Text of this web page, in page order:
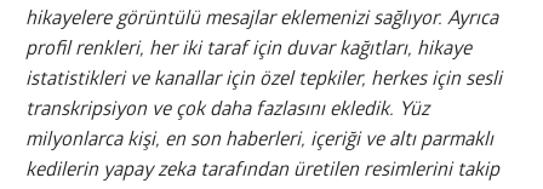
hikayelere görüntülü mesajlar eklemenizi sağlıyor. Ayrıca
profil renkleri, her iki taraf için duvar kağıtları, hikaye
istatistikleri ve kanallar için özel tepkiler, herkes için sesli
transkripsiyon ve çok daha fazlasını ekledik. Yüz
milyonlarca kişi, en son haberleri, içeriği ve altı parmaklı
kedilerin yapay zeka tarafından üretilen resimlerini takip